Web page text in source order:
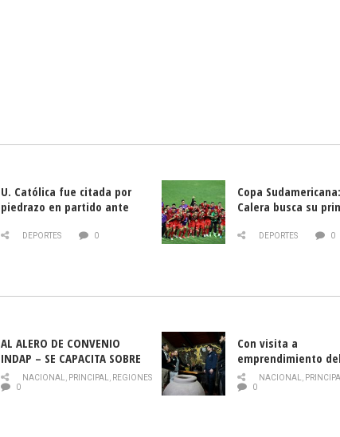
U. Católica fue citada por
piedrazo en partido ante
DEPORTES 0
Copa
Calera busca su
DEPORTES 0
AL ALERO DE CONVENIO
INDAP – SE CAPACITA SOBRE
PLAGA DROSOPHILA SUZUKII
NACIONAL, PRINCIPAL, REGIONES
0
Con visita a
emprendimiento
y llamado al
historia campesina
NACIONAL,
0